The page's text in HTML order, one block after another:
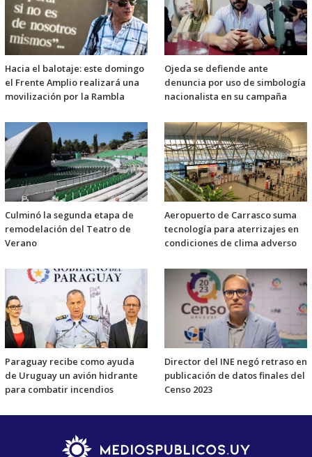
Hacia el balotaje: este domingo
el Frente Amplio realizará una
movilización por la Rambla
Ojeda se defiende ante
denuncia por uso de simbología
nacionalista en su campaña
Culminó la segunda etapa de
remodelación del Teatro de
Verano
Aeropuerto de Carrasco suma
tecnología para aterrizajes en
condiciones de clima adverso
Paraguay recibe como ayuda
de Uruguay un avión hidrante
para combatir incendios
Director del INE negó retraso en
publicación de datos finales del
Censo 2023